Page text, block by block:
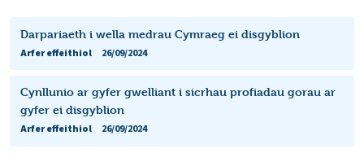
Darpariaeth i wella medrau Cymraeg ei disgyblion
Arfer effeithiol
26/09/2024
Cynllunio ar gyfer gwelliant i sicrhau profiadau gorau ar
gyfer ei disgyblion
Arfer effeithiol
26/09/2024